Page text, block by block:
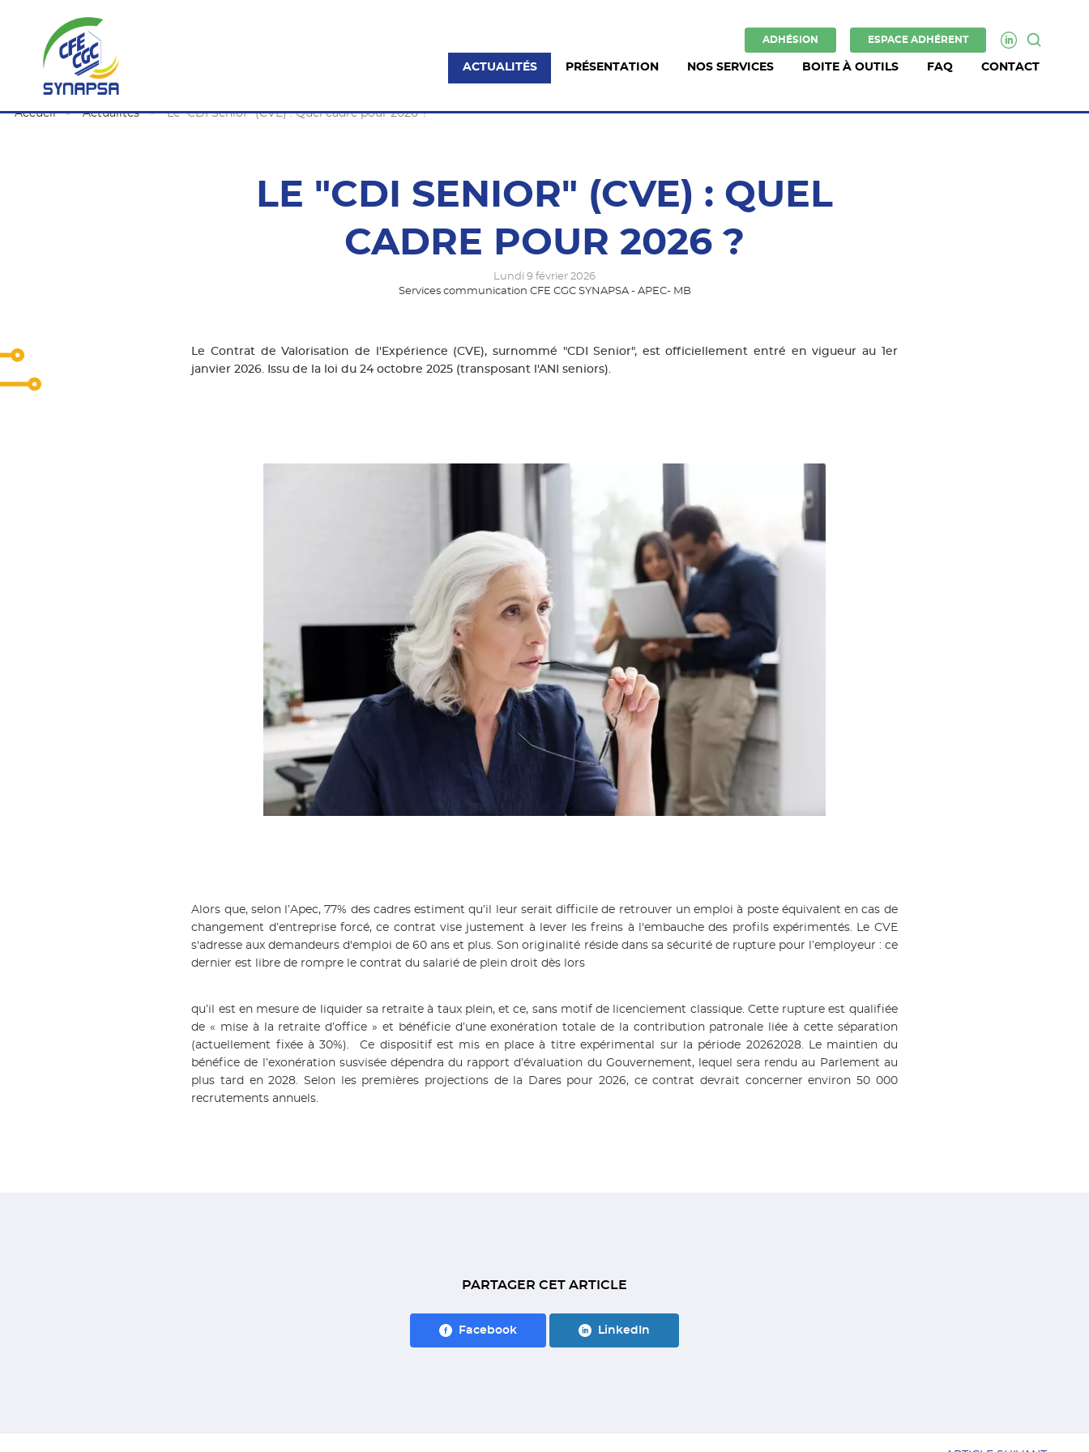
ADHÉSION ESPACE ADHÉRENT
ACTUALITÉS PRÉSENTATION NOS SERVICES BOITE À OUTILS FAQ CONTACT
Accueil Actualités Le "CDI Senior" (CVE) : Quel cadre pour 2026 ?
LE "CDI SENIOR" (CVE) : QUEL
CADRE POUR 2026 ?
Lundi 9 février 2026
Services communication CFE CGC SYNAPSA - APEC- MB
Le Contrat de Valorisation de l'Expérience (CVE), surnommé "CDI Senior", est officiellement entré en vigueur au 1er
janvier 2026. Issu de la loi du 24 octobre 2025 (transposant l'ANI seniors).
Alors que, selon l’Apec, 77% des cadres estiment qu’il leur serait difficile de retrouver un emploi à poste équivalent en cas de
changement d’entreprise forcé, ce contrat vise justement à lever les freins à l'embauche des profils expérimentés. Le CVE
s'adresse aux demandeurs d'emploi de 60 ans et plus. Son originalité réside dans sa sécurité de rupture pour l’employeur : ce
dernier est libre de rompre le contrat du salarié de plein droit dès lors
qu’il est en mesure de liquider sa retraite à taux plein, et ce, sans motif de licenciement classique. Cette rupture est qualifiée
de « mise à la retraite d’office » et bénéficie d’une exonération totale de la contribution patronale liée à cette séparation
(actuellement fixée à 30%). Ce dispositif est mis en place à titre expérimental sur la période 20262028. Le maintien du
bénéfice de l’exonération susvisée dépendra du rapport d’évaluation du Gouvernement, lequel sera rendu au Parlement au
plus tard en 2028. Selon les premières projections de la Dares pour 2026, ce contrat devrait concerner environ 50 000
recrutements annuels.
PARTAGER CET ARTICLE
Facebook LinkedIn